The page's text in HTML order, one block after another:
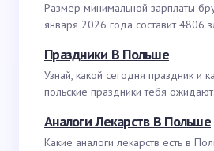
Размер минимальной зарплаты
января 2026 года составит 4806
Праздники В Польше
Узнай, какой сегодня праздник и
польские праздники тебя ожидают.
Аналоги Лекарств В Польше
Какие аналоги лекарств есть в